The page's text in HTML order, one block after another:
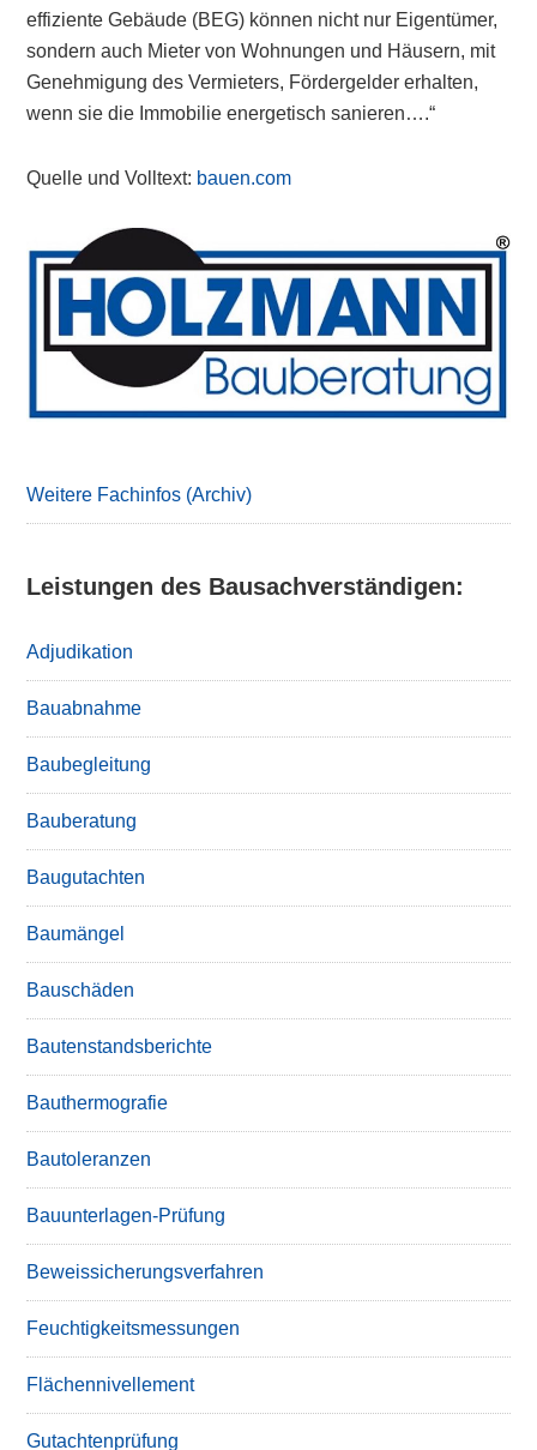
effiziente Gebäude (BEG) können nicht nur Eigentümer,
sondern auch Mieter von Wohnungen und Häusern, mit
Genehmigung des Vermieters, Fördergelder erhalten,
wenn sie die Immobilie energetisch sanieren….“
Quelle und Volltext: bauen.com
Primary
Sidebar
Weitere Fachinfos (Archiv)
Leistungen des Bausachverständigen:
Adjudikation
Bauabnahme
Baubegleitung
Bauberatung
Baugutachten
Baumängel
Bauschäden
Bautenstandsberichte
Bauthermografie
Bautoleranzen
Bauunterlagen-Prüfung
Beweissicherungsverfahren
Feuchtigkeitsmessungen
Flächennivellement
Gutachtenprüfung